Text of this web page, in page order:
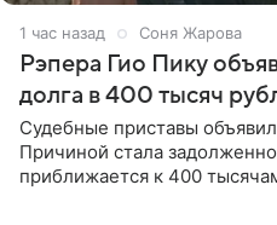
1 час назад Соня Жарова
Рэпера Гио Пику
долга в 400 тысяч
Судебные приставы
Причиной стала
приближается к 400